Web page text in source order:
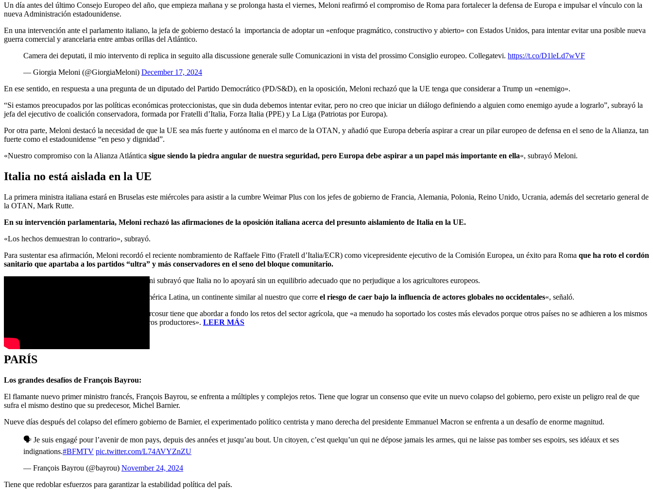
Un día antes del último Consejo Europeo del año, que empieza mañana y se prolonga hasta el viernes, Meloni reafirmó el compromiso de Roma para fortalecer la defensa de Europa e impulsar el vínculo con la
nueva Administración estadounidense.
En una intervención ante el parlamento italiano, la jefa de gobierno destacó la importancia de adoptar un «enfoque pragmático, constructivo y abierto» con Estados Unidos, para intentar evitar una posible nueva
guerra comercial y arancelaria entre ambas orillas del Atlántico.
Camera dei deputati, il mio intervento di replica in seguito alla discussione generale sulle Comunicazioni in vista del prossimo Consiglio europeo. Collegatevi. https://t.co/D1leLd7wVF
— Giorgia Meloni (@GiorgiaMeloni) December 17, 2024
En ese sentido, en respuesta a una pregunta de un diputado del Partido Democrático (PD/S&D), en la oposición, Meloni rechazó que la UE tenga que considerar a Trump un «enemigo».
“Si estamos preocupados por las políticas económicas proteccionistas, que sin duda debemos intentar evitar, pero no creo que iniciar un diálogo definiendo a alguien como enemigo ayude a lograrlo”, subrayó la
jefa del ejecutivo de coalición conservadora, formada por Fratelli d’Italia, Forza Italia (PPE) y La Liga (Patriotas por Europa).
Por otra parte, Meloni destacó la necesidad de que la UE sea más fuerte y autónoma en el marco de la OTAN, y añadió que Europa debería aspirar a crear un pilar europeo de defensa en el seno de la Alianza, tan
fuerte como el estadounidense “en peso y dignidad”.
«Nuestro compromiso con la Alianza Atlántica sigue siendo la piedra angular de nuestra seguridad, pero Europa debe aspirar a un papel más importante en ella«, subrayó Meloni.
Italia no está aislada en la UE
La primera ministra italiana estará en Bruselas este miércoles para asistir a la cumbre Weimar Plus con los jefes de gobierno de Francia, Alemania, Polonia, Reino Unido, Ucrania, además del secretario general de
la OTAN, Mark Rutte.
En su intervención parlamentaria, Meloni rechazó las afirmaciones de la oposición italiana acerca del presunto aislamiento de Italia en la UE.
«Los hechos demuestran lo contrario», subrayó.
Para sustentar esa afirmación, Meloni recordó el reciente nombramiento de Raffaele Fitto (Fratell d’Italia/ECR) como vicepresidente ejecutivo de la Comisión Europea, un éxito para Roma que ha roto el cordón
sanitario que apartaba a los partidos “ultra” y más conservadores en el seno del bloque comunitario.
En relación con el acuerdo UE-Mercosur, Meloni subrayó que Italia no lo apoyará sin un equilibrio adecuado que no perjudique a los agricultores europeos.
«Italia ve oportunidades en invertir en América Latina, un continente similar al nuestro que corre el riesgo de caer bajo la influencia de actores globales no occidentales«, señaló.
Sin embargo, advirtió que el acuerdo con el Mercosur tiene que abordar a fondo los retos del sector agrícola, que «a menudo ha soportado los costes más elevados porque otros países no se adhieren a los mismos
estándares alimentarios que imponemos a nuestros productores». LEER MÁS
(Alessia Peretti | Euractiv.it)
PARÍS
Los grandes desafíos de François Bayrou:
El flamante nuevo primer ministro francés, François Bayrou, se enfrenta a múltiples y complejos retos. Tiene que lograr un consenso que evite un nuevo colapso del gobierno, pero existe un peligro real de que
sufra el mismo destino que su predecesor, Michel Barnier.
Nueve días después del colapso del efímero gobierno de Barnier, el experimentado político centrista y mano derecha del presidente Emmanuel Macron se enfrenta a un desafío de enorme magnitud.
🗣️ Je suis engagé pour l’avenir de mon pays, depuis des années et jusqu’au bout. Un citoyen, c’est quelqu’un qui ne dépose jamais les armes, qui ne laisse pas tomber ses espoirs, ses idéaux et ses
indignations.#BFMTV pic.twitter.com/L74AVYZnZU
— François Bayrou (@bayrou) November 24, 2024
Tiene que redoblar esfuerzos para garantizar la estabilidad política del país.